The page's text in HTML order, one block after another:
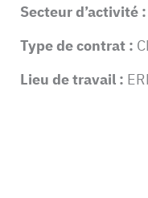
Secteur d’activité :
Type de contrat :
Lieu de travail :